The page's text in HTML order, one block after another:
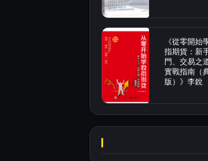
《從零開始
指期貨：新
門、交易之道
實戰指南（
版）》李銳